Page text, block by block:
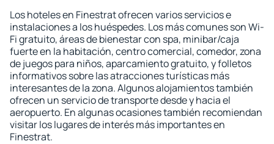
Los hoteles en Finestrat ofrecen varios servicios e
instalaciones a los huéspedes. Los más comunes son Wi-
Fi gratuito, áreas de bienestar con spa, minibar/caja
fuerte en la habitación, centro comercial, comedor, zona
de juegos para niños, aparcamiento gratuito, y folletos
informativos sobre las atracciones turísticas más
interesantes de la zona. Algunos alojamientos también
ofrecen un servicio de transporte desde y hacia el
aeropuerto. En algunas ocasiones también recomiendan
visitar los lugares de interés más importantes en
Finestrat.